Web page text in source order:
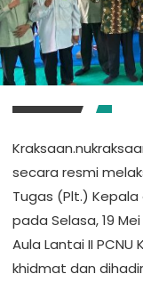
secara resmi
Tugas (Plt.) Kepala
pada Selasa, 19
Aula Lantai II
khidmat dan